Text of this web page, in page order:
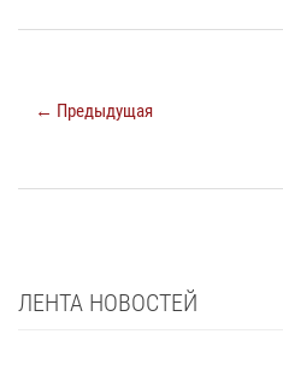
← Предыдущая
ЛЕНТА НОВОСТЕЙ